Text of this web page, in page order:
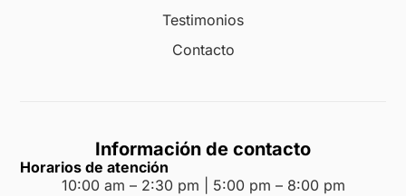
Testimonios
Contacto
Información de contacto
Horarios de atención
10:00 am – 2:30 pm | 5:00 pm – 8:00 pm